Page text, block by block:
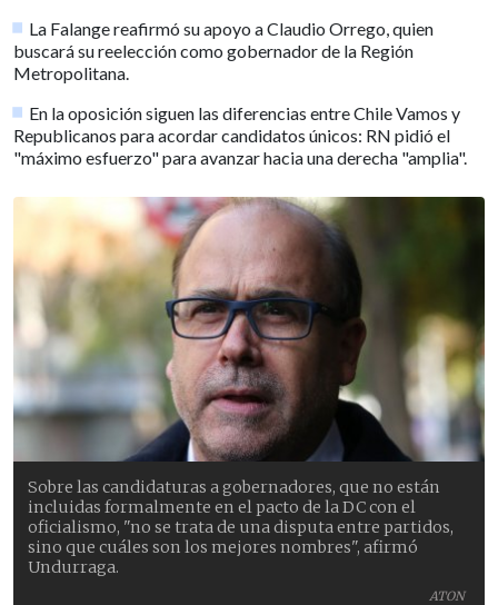
La Falange reafirmó su apoyo a Claudio Orrego, quien
buscará su reelección como gobernador de la Región
Metropolitana.
En la oposición siguen las diferencias entre Chile Vamos y
Republicanos para acordar candidatos únicos: RN pidió el
"máximo esfuerzo" para avanzar hacia una derecha "amplia".
ATON
Sobre las candidaturas a gobernadores, que no están
incluidas formalmente en el pacto de la DC con el
oficialismo, "no se trata de una disputa entre partidos,
sino que cuáles son los mejores nombres", afirmó
Undurraga.